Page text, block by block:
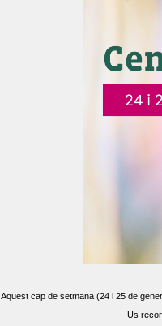
Aquest cap de setmana (24 i 25 de
Us